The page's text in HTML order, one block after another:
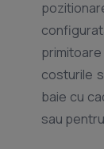
costurile
baie cu
sau